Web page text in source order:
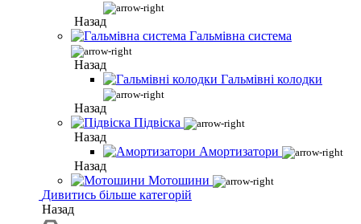
Назад
Гальмівна система
Назад
Гальмівні колодки
Назад
Підвіска
Назад
Амортизатори
Назад
Мотошини
Дивитись більше категорій
Назад